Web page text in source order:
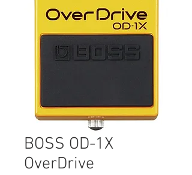
BOSS OD-1X
OverDrive